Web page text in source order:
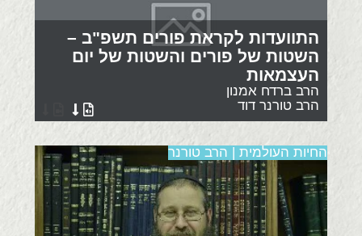
התוועדות לקראת פורים תשפ"ב –
השטות של פורים והשטות של יום
העצמאות
הרב ברדח אמנון
הרב טורנר דוד
החיות העולמית | הרב טורנר